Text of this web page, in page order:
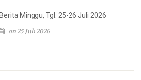
Berita Minggu, Tgl. 25-26 Juli 2026
on 25 Juli 2026